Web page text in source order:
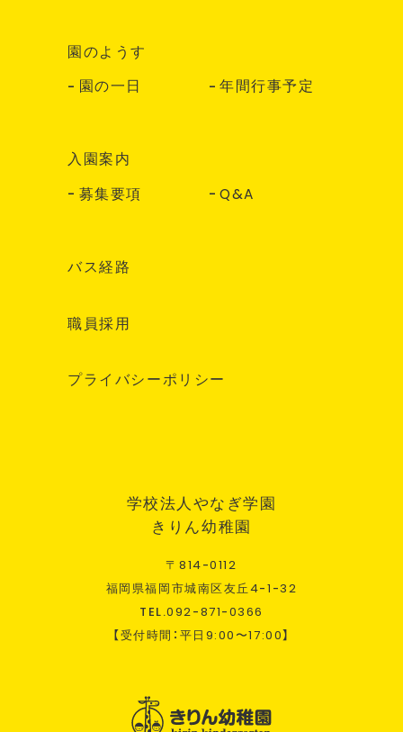
園のようす
園の一日
年間行事予定
入園案内
募集要項
Q&A
バス経路
職員採用
プライバシーポリシー
学校法人やなぎ学園
きりん幼稚園
〒814-0112
福岡県福岡市城南区友丘4-1 -32
TEL.092-871-0366
【受付時間：平日 9:00〜17:00】